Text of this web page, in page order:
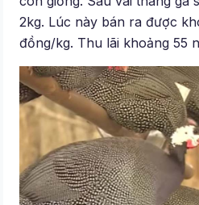
2kg. Lúc này bán ra được
đồng/kg. Thu lãi khoảng 55